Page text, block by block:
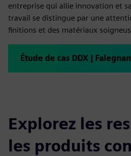
entreprise qui allie innovation et
travail se distingue par une
finitions et des matériaux
Étude de cas DDX |
Explorez les
les produits